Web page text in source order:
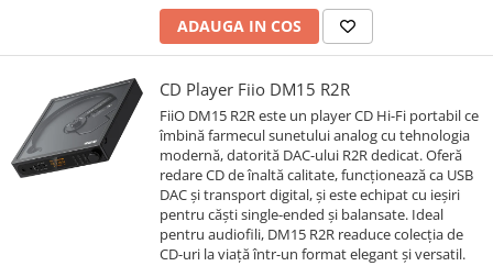
ADAUGA IN COS
CD Player Fiio DM15 R2R
FiiO DM15 R2R este un player CD Hi-Fi portabil ce
îmbină farmecul sunetului analog cu tehnologia
modernă, datorită DAC-ului R2R dedicat. Oferă
redare CD de înaltă calitate, funcționează ca USB
DAC și transport digital, și este echipat cu ieșiri
pentru căști single-ended și balansate. Ideal
pentru audiofili, DM15 R2R readuce colecția de
CD-uri la viață într-un format elegant și versatil.